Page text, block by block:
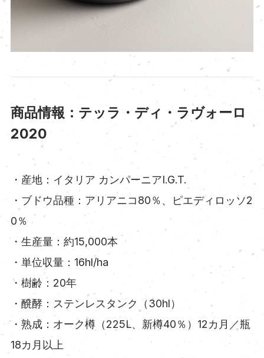
商品情報：テッラ・ディ・ラヴォーロ
2020
・産地：イタリア カンパーニアI.G.T.
・ブドウ品種：アリアニコ80％、ピエディロッソ2
0％
・生産量：約15,000本
・単位収量：16hl/ha
・樹齢：20年
・醗酵：ステンレスタンク（30hl）
・熟成：オーク樽（225L、新樽40％）12カ月／瓶
18カ月以上